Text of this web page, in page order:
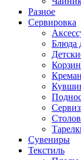
Разное
Сервировка
Блюда
Сувениры
Текстиль